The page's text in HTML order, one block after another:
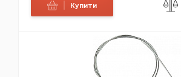
Купити